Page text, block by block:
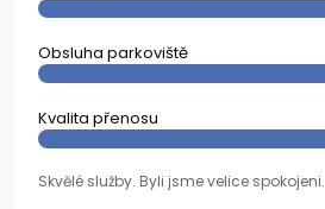
Obsluha parkoviště
Kvalita přenosu
Skvělé služby. Byli jsme velice spokojeni.